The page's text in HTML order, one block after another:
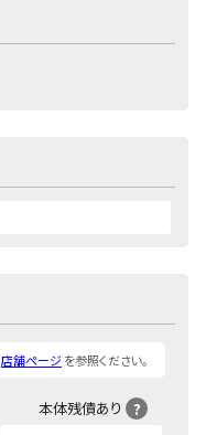
店舗ページを参照ください。
本体残債あり ?